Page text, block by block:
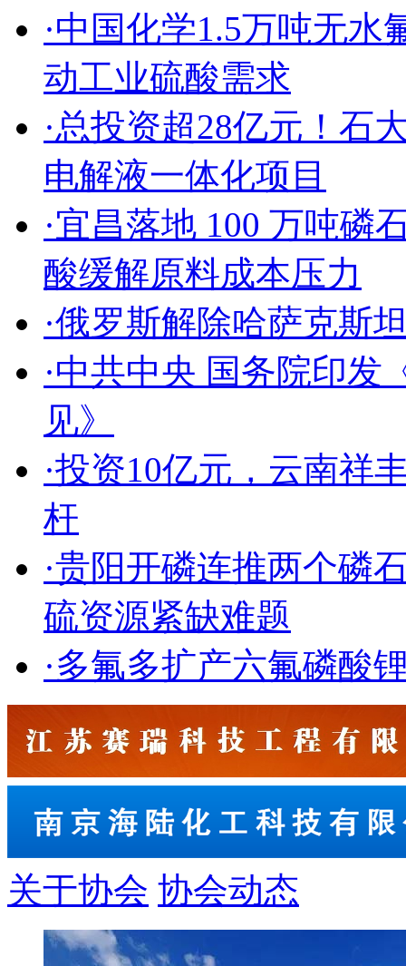
·中国化学1.5万吨无
动工业硫酸需求
·总投资超28亿元！石
电解液一体化项目
·宜昌落地 100 万吨磷
酸缓解原料成本压力
·俄罗斯解除哈萨克斯
·中共中央 国务院印发
见》
·投资10亿元，云南祥
杆
·贵阳开磷连推两个磷
硫资源紧缺难题
·多氟多扩产六氟磷酸
关于协会 协会动态